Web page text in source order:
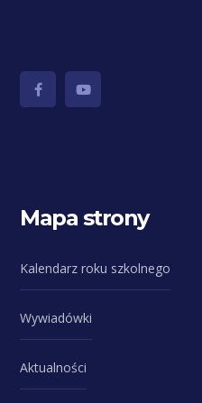
Mapa strony
Kalendarz roku szkolnego
Wywiadówki
Aktualności